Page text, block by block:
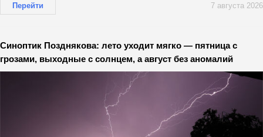
Перейти 7 августа 2026
Синоптик Позднякова: лето уходит мягко — пятница с
грозами, выходные с солнцем, а август без аномалий